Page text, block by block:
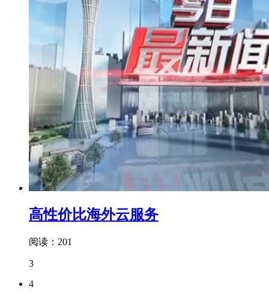
高性价比海外云服务
阅读：201
3
4